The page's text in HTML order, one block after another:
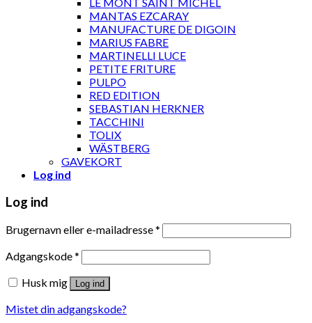
MANTAS EZCARAY
MANUFACTURE DE DIGOIN
MARIUS FABRE
MARTINELLI LUCE
PETITE FRITURE
PULPO
RED EDITION
SEBASTIAN HERKNER
TACCHINI
TOLIX
WÄSTBERG
GAVEKORT
Log ind
Log ind
Brugernavn eller e-mailadresse*
Adgangskode*
Husk mig
Log ind
Mistet din adgangskode?